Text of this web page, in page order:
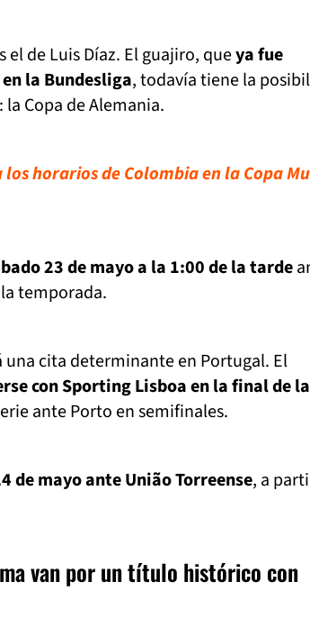
el de Luis Díaz. El guajiro, queya fue
la Bundesliga, todavía tiene la
Copa de Alemania.
los horarios de Colombia en la Copa
23 de mayo a la 1:00 de la tarde
temporada.
cita determinante en Portugal. El
con Sporting Lisboa en la final de
ante Porto en semifinales.
de mayo ante União Torreense, a
van por un título histórico con